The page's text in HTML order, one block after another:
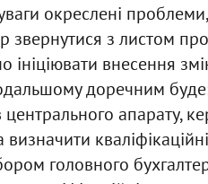
окреслені
звернутися з листом
ініціювати внесення
доречним
центрального апарату,
визначити
головного